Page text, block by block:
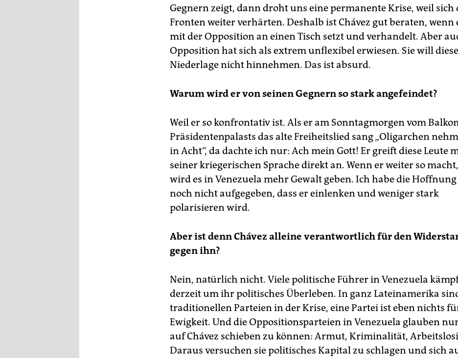
Gegnern zeigt, dann droht uns eine permanente Krise, weil sich
Fronten weiter verhärten. Deshalb ist Chávez gut beraten, wenn
mit der Opposition an einen Tisch setzt und verhandelt. Aber
Opposition hat sich als extrem unflexibel erwiesen. Sie will diese
Niederlage nicht hinnehmen. Das ist absurd.
Warum wird er von seinen Gegnern so stark angefeindet?
Weil er so konfrontativ ist. Als er am Sonntagmorgen vom
Präsidentenpalasts das alte Freiheitslied sang „Oligarchen
in Acht“, da dachte ich nur: Ach mein Gott! Er greift diese Leute
seiner kriegerischen Sprache direkt an. Wenn er weiter so
wird es in Venezuela mehr Gewalt geben. Ich habe die
noch nicht aufgegeben, dass er einlenken und weniger stark
polarisieren wird.
Aber ist denn Chávez alleine verantwortlich für den
gegen ihn?
Nein, natürlich nicht. Viele politische Führer in Venezuela
derzeit um ihr politisches Überleben. In ganz Lateinamerika
traditionellen Parteien in der Krise, eine Partei ist eben nichts
Ewigkeit. Und die Oppositionsparteien in Venezuela glauben
auf Chávez schieben zu können: Armut, Kriminalität,
Daraus versuchen sie politisches Kapital zu schlagen und sich